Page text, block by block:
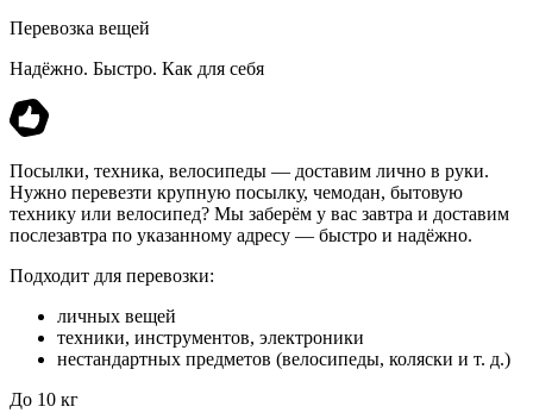
Перевозка вещей
Надёжно. Быстро. Как для себя
Посылки, техника, велосипеды — доставим лично в руки.
Нужно перевезти крупную посылку, чемодан, бытовую
технику или велосипед? Мы заберём у вас завтра и доставим
послезавтра по указанному адресу — быстро и надёжно.
Подходит для перевозки:
личных вещей
техники, инструментов, электроники
нестандартных предметов (велосипеды, коляски и т. д.)
До 10 кг